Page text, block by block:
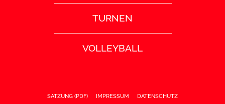
TURNEN
VOLLEYBALL
SATZUNG (PDF) IMPRESSUM DATENSCHUTZ